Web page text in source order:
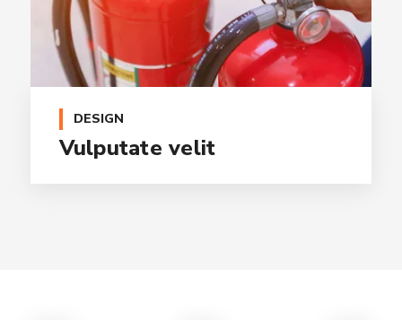
DESIGN
Vulputate velit